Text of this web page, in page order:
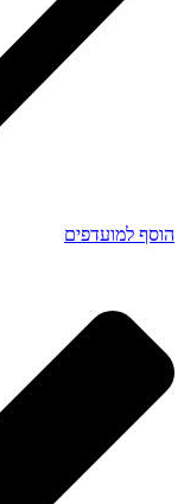
הוסף למועדפים